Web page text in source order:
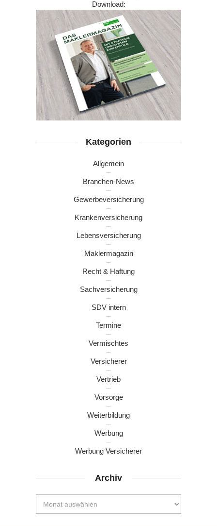
Download:
Kategorien
Allgemein
Branchen-News
Gewerbeversicherung
Krankenversicherung
Lebensversicherung
Maklermagazin
Recht & Haftung
Sachversicherung
SDV intern
Termine
Vermischtes
Versicherer
Vertrieb
Vorsorge
Weiterbildung
Werbung
Werbung Versicherer
Archiv